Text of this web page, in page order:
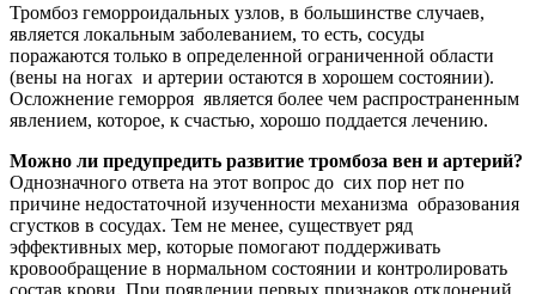
Тромбоз геморроидальных узлов, в большинстве случаев,
является локальным заболеванием, то есть, сосуды
поражаются только в определенной ограниченной области
(вены на ногах и артерии остаются в хорошем состоянии).
Осложнение геморроя является более чем распространенным
явлением, которое, к счастью, хорошо поддается лечению.
Можно ли предупредить развитие тромбоза вен и артерий?
Однозначного ответа на этот вопрос до сих пор нет по
причине недостаточной изученности механизма образования
сгустков в сосудах. Тем не менее, существует ряд
эффективных мер, которые помогают поддерживать
кровообращение в нормальном состоянии и контролировать
состав крови. При появлении первых признаков отклонений